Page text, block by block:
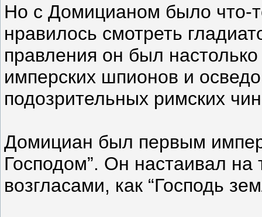
Но с Домицианом было что-
нравилось смотреть
правления он был
имперских шпионов и
подозрительных римских
Домициан был первым
Господом”. Он настаивал
возгласами, как “Господь